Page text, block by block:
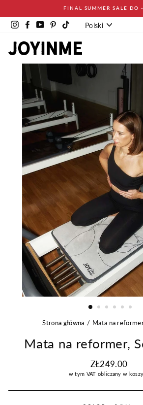
FINAL SUMMER SALE DO
InstagramFacebookYouTubePinterestTikTokJęzyk
Polski
Strona główna Mata na
Mata na reformer,
Regularna
cena
ZŁ249.00
w tym VAT obliczany w